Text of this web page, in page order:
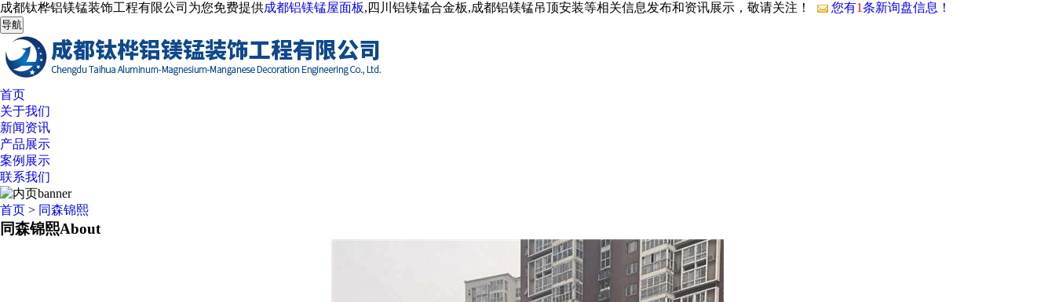
成都钛桦铝镁锰装饰工程有限公司为您免费提供成都铝镁锰屋面板,四川铝镁锰合金板,成都铝镁锰吊顶安装等相关信息发布和资讯展示，敬请关注！ 您有1条新询盘信息！
导航
首页
关于我们
新闻资讯
产品展示
案例展示
联系我们
首页 > 同森锦熙
同森锦熙About